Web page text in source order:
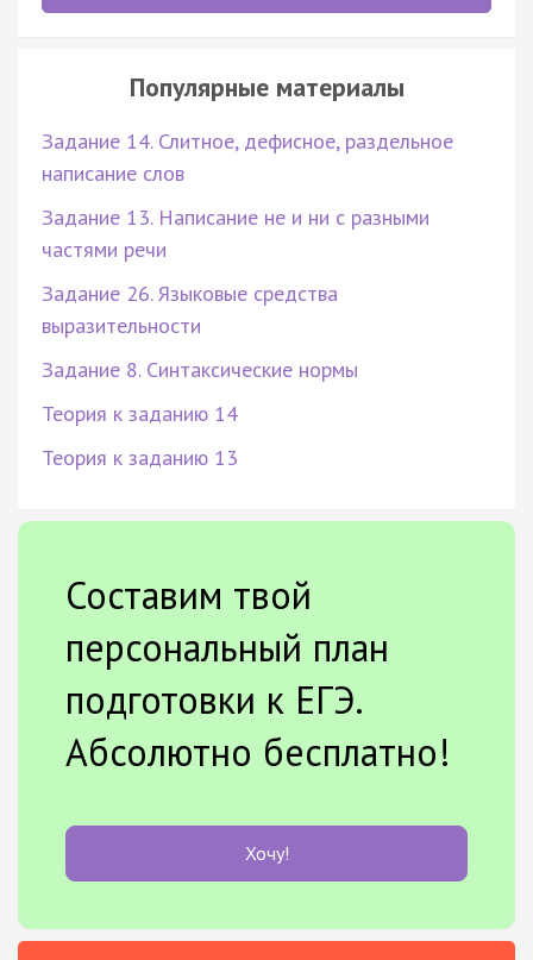
Популярные материалы
Задание 14. Слитное, дефисное, раздельное
написание слов
Задание 13. Написание не и ни с разными
частями речи
Задание 26. Языковые средства
выразительности
Задание 8. Синтаксические нормы
Теория к заданию 14
Теория к заданию 13
Составим твой
персональный план
подготовки к ЕГЭ.
Абсолютно бесплатно!
Хочу!